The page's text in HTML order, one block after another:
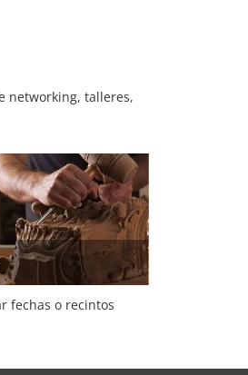
networking, talleres,
fechas o recintos